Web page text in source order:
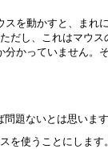
を動かすと、まれ
だし、これはマウス
分かっていません。
題ないとは思いま
を使うことにします